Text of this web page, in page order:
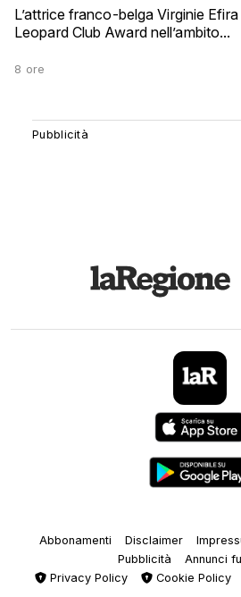
L’attrice franco-belga Virginie
Leopard Club Award nell’ambito...
8 ore
Abbonamenti Disclaimer
Pubblicità
Annunci
Privacy Policy
Cookie Policy